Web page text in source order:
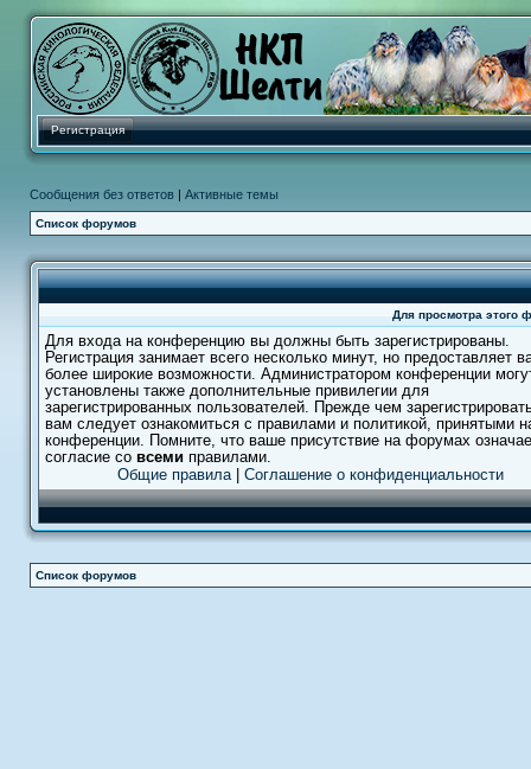
Регистрация
Сообщения без ответов | Активные темы
Список форумов
Для просмотра этого
Для входа на конференцию вы должны быть зарегистрированы.
Регистрация занимает всего несколько минут, но предоставляет
более широкие возможности. Администратором конференции
установлены также дополнительные привилегии для
зарегистрированных пользователей. Прежде чем
вам следует ознакомиться с правилами и политикой, принятыми
конференции. Помните, что ваше присутствие на форумах
согласие со всеми правилами.
Общие правила| Соглашение о конфиденциальности
Список форумов